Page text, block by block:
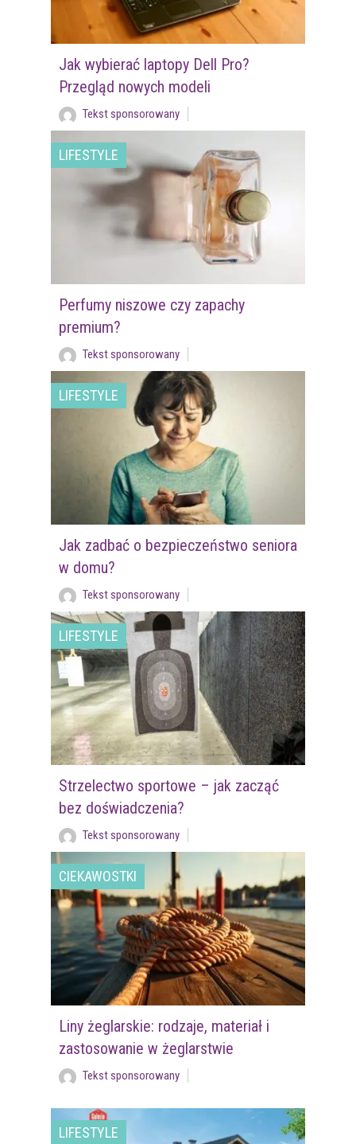
Jak wybierać laptopy Dell Pro?
Przegląd nowych modeli
Tekst sponsorowany
LIFESTYLE
Perfumy niszowe czy zapachy
premium?
Tekst sponsorowany
LIFESTYLE
Jak zadbać o bezpieczeństwo seniora
w domu?
Tekst sponsorowany
LIFESTYLE
Strzelectwo sportowe – jak zacząć
bez doświadczenia?
Tekst sponsorowany
CIEKAWOSTKI
Liny żeglarskie: rodzaje, materiał i
zastosowanie w żeglarstwie
Tekst sponsorowany
LIFESTYLE